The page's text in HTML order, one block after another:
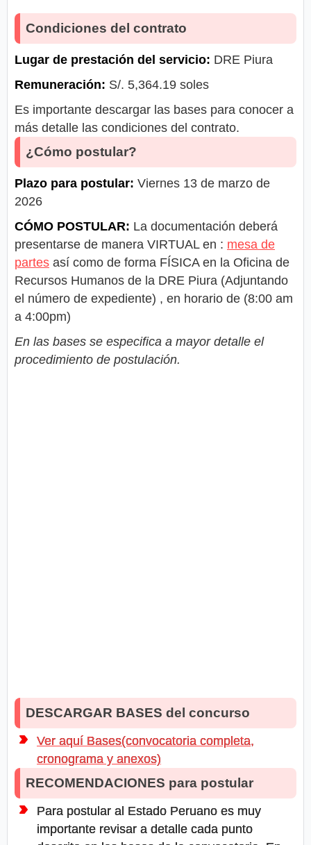
Condiciones del contrato
Lugar de prestación del servicio: DRE Piura
Remuneración: S/. 5,364.19 soles
Es importante descargar las bases para conocer a
más detalle las condiciones del contrato.
¿Cómo postular?
Plazo para postular: Viernes 13 de marzo de
2026
CÓMO POSTULAR: La documentación deberá
presentarse de manera VIRTUAL en : mesa de
partes así como de forma FÍSICA en la Oficina de
Recursos Humanos de la DRE Piura (Adjuntando
el número de expediente) , en horario de (8:00 am
a 4:00pm)
En las bases se especifica a mayor detalle el
procedimiento de postulación.
DESCARGAR BASES del concurso
Ver aquí Bases(convocatoria completa,
cronograma y anexos)
RECOMENDACIONES para postular
Para postular al Estado Peruano es muy
importante revisar a detalle cada punto